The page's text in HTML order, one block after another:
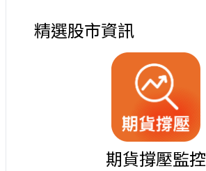
精選股市資訊
期貨撐壓監控